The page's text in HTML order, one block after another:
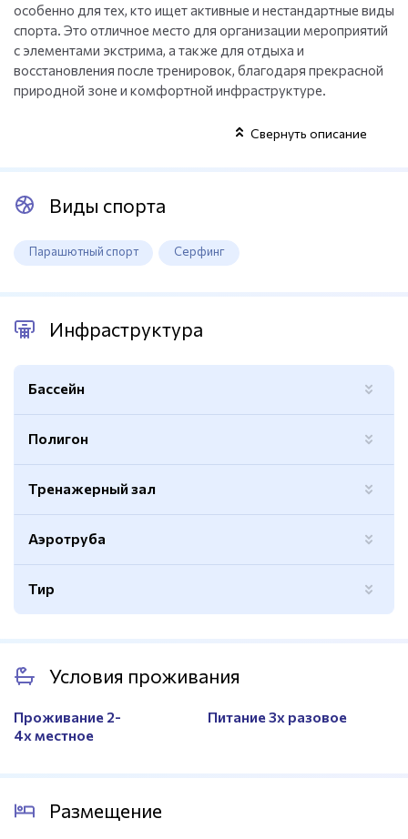
особенно для тех, кто ищет активные и нестандартные виды
спорта. Это отличное место для организации мероприятий
с элементами экстрима, а также для отдыха и
восстановления после тренировок, благодаря прекрасной
природной зоне и комфортной инфраструктуре.
Свернуть описание
Виды спорта
Парашютный спорт Серфинг
Инфраструктура
Бассейн
Полигон
Тренажерный зал
Аэротруба
Тир
Условия проживания
Проживание 2-
4х местное
Питание 3х разовое
Размещение